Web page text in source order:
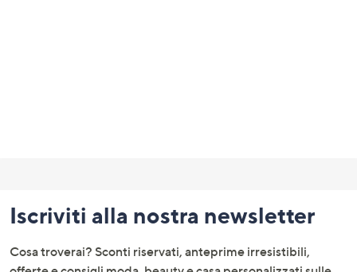
menu
e
Iscriviti alla nostra newsletter
Cosa troverai? Sconti riservati, anteprime irresistibili,